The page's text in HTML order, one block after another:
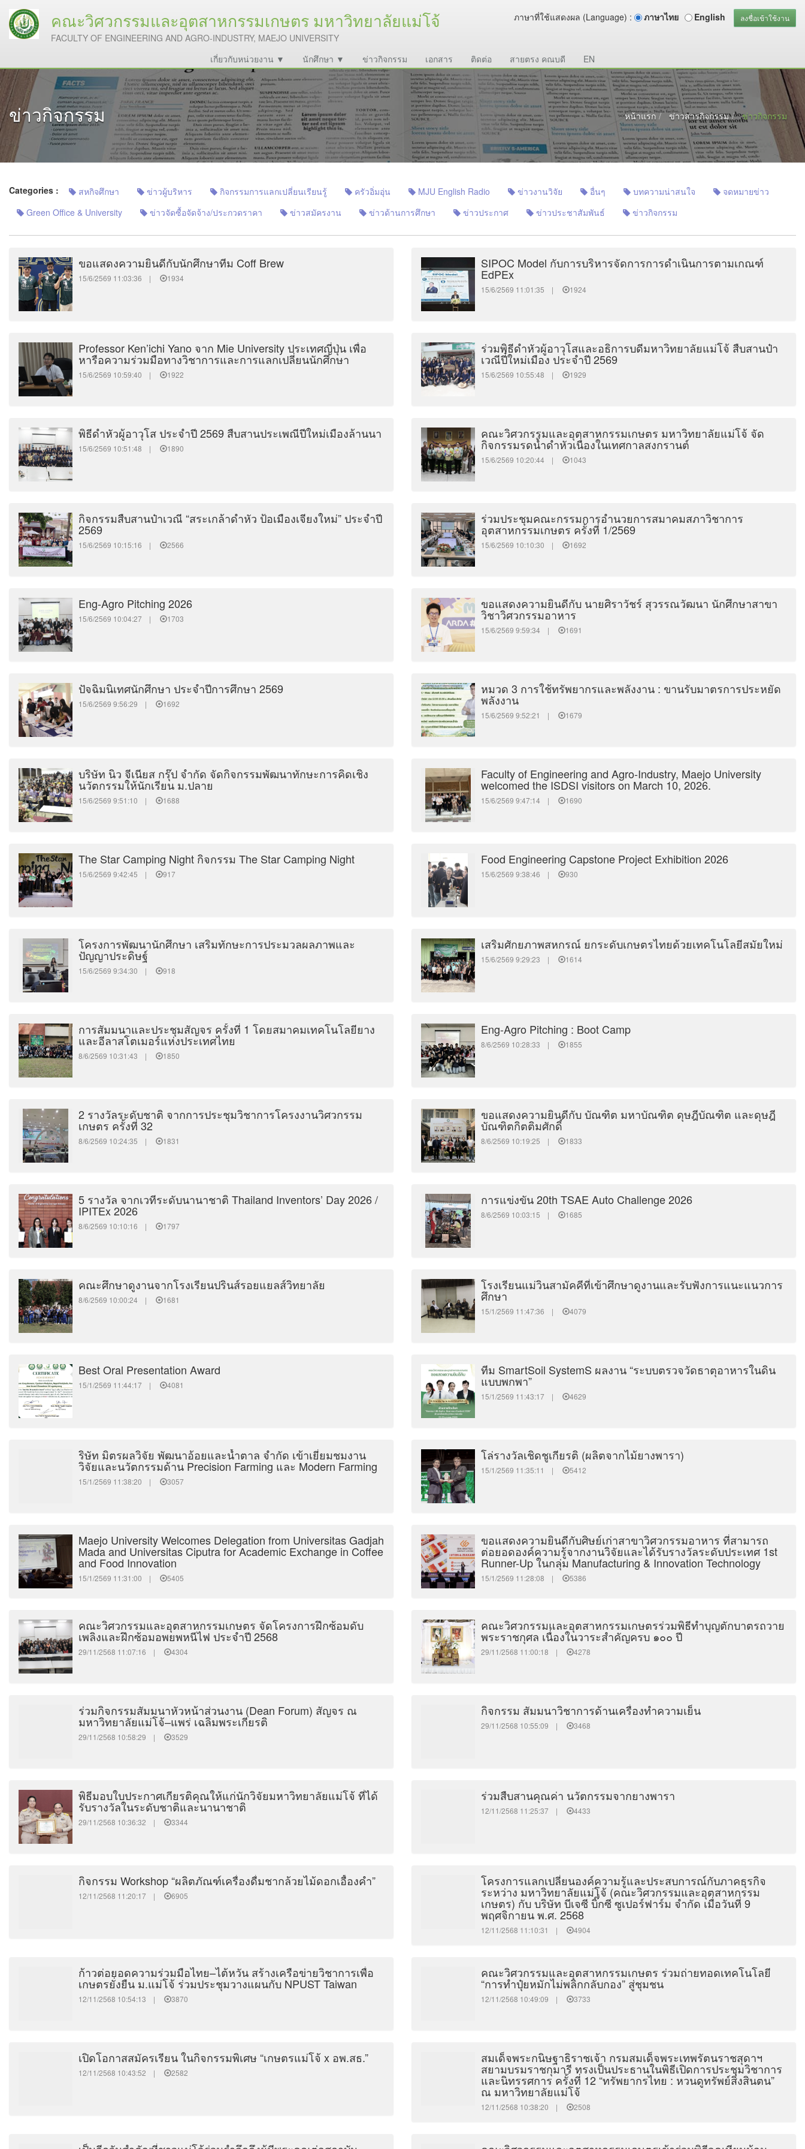
คณะวิศวกรรมและอุตสาหกรรมเกษตร มหาวิทยาลัยแม่โจ้
FACULTY OF ENGINEERING AND AGRO-INDUSTRY, MAEJO UNIVERSITY
ภาษาที่ใช้แสดงผล (Language) : ภาษาไทย English ลงชื่อเข้าใช้งาน
เกี่ยวกับหน่วยงาน ▼ นักศึกษา ▼ ข่าวกิจกรรม เอกสาร ติดต่อ สายตรง คณบดี EN
ข่าวกิจกรรม หน้าแรก ข่าวสารกิจกรรม ข่าวกิจกรรม
Categories : สหกิจศึกษา ข่าวผู้บริหาร กิจกรรมการแลกเปลี่ยนเรียนรู้ ครัวอิ่มอุ่น MJU English Radio ข่าวงานวิจัย อื่นๆ บทความน่าสนใจ
จดหมายข่าว
Green Office & University
ข่าวจัดซื้อจัดจ้าง/ประกวดราคา ข่าวสมัครงาน ข่าวด้านการศึกษา ข่าวประกาศ ข่าวประชาสัมพันธ์ ข่าวกิจกรรม
ขอแสดงความยินดีกับนักศึกษาทีม Coff Brew
15/6/2569 11:03:36 | 1934
SIPOC Model กับการบริหารจัดการการดำเนินการตามเกณฑ์
EdPEx
15/6/2569 11:01:35 | 1924
Professor Ken’ichi Yano จาก Mie University ประเทศญี่ปุ่น เพื่อ
หารือความร่วมมือทางวิชาการและการแลกเปลี่ยนนักศึกษา
15/6/2569 10:59:40 | 1922
ร่วมพิธีดำหัวผู้อาวุโสและอธิการบดีมหาวิทยาลัยแม่โจ้ สืบสานป๋า
เวณีปี๋ใหม่เมือง ประจำปี 2569
15/6/2569 10:55:48 | 1929
พิธีดำหัวผู้อาวุโส ประจำปี 2569 สืบสานประเพณีปีใหม่เมืองล้านนา
15/6/2569 10:51:48 | 1890
คณะวิศวกรรมและอุตสาหกรรมเกษตร มหาวิทยาลัยแม่โจ้ จัด
กิจกรรมรดน้ำดำหัวเนื่องในเทศกาลสงกรานต์
15/6/2569 10:20:44 | 1043
กิจกรรมสืบสานป๋าเวณี “สระเกล้าดำหัว ป้อเมืองเจียงใหม่” ประจำปี
2569
15/6/2569 10:15:16 | 2566
ร่วมประชุมคณะกรรมการอำนวยการสมาคมสภาวิชาการ
อุตสาหกรรมเกษตร ครั้งที่ 1/2569
15/6/2569 10:10:30 | 1692
Eng-Agro Pitching 2026
15/6/2569 10:04:27 | 1703
ขอแสดงความยินดีกับ นายศิราวัชร์ สุวรรณวัฒนา นักศึกษาสาขา
วิชาวิศวกรรมอาหาร
15/6/2569 9:59:34 | 1691
ปัจฉิมนิเทศนักศึกษา ประจำปีการศึกษา 2569
15/6/2569 9:56:29 | 1692
หมวด 3 การใช้ทรัพยากรและพลังงาน : ขานรับมาตรการประหยัด
พลังงาน
15/6/2569 9:52:21 | 1679
บริษัท นิว จีเนียส กรุ๊ป จำกัด จัดกิจกรรมพัฒนาทักษะการคิดเชิง
นวัตกรรมให้นักเรียน ม.ปลาย
15/6/2569 9:51:10 | 1688
Faculty of Engineering and Agro-Industry, Maejo University
welcomed the ISDSI visitors on March 10, 2026.
15/6/2569 9:47:14 | 1690
The Star Camping Night กิจกรรม The Star Camping Night
15/6/2569 9:42:45 | 917
Food Engineering Capstone Project Exhibition 2026
15/6/2569 9:38:46 | 930
โครงการพัฒนานักศึกษา เสริมทักษะการประมวลผลภาพและ
ปัญญาประดิษฐ์
15/6/2569 9:34:30 | 918
เสริมศักยภาพสหกรณ์ ยกระดับเกษตรไทยด้วยเทคโนโลยีสมัยใหม่
15/6/2569 9:29:23 | 1614
การสัมมนาและประชุมสัญจร ครั้งที่ 1 โดยสมาคมเทคโนโลยียาง
และอีลาสโตเมอร์แห่งประเทศไทย
8/6/2569 10:31:43 | 1850
Eng-Agro Pitching : Boot Camp
8/6/2569 10:28:33 | 1855
2 รางวัลระดับชาติ จากการประชุมวิชาการโครงงานวิศวกรรม
เกษตร ครั้งที่ 32
8/6/2569 10:24:35 | 1831
ขอแสดงความยินดีกับ บัณฑิต มหาบัณฑิต ดุษฎีบัณฑิต และดุษฎี
บัณฑิตกิตติมศักดิ์
8/6/2569 10:19:25 | 1833
5 รางวัล จากเวทีระดับนานาชาติ Thailand Inventors’ Day 2026 /
IPITEx 2026
8/6/2569 10:10:16 | 1797
การแข่งขัน 20th TSAE Auto Challenge 2026
8/6/2569 10:03:15 | 1685
คณะศึกษาดูงานจากโรงเรียนปรินส์รอยแยลส์วิทยาลัย
8/6/2569 10:00:24 | 1681
โรงเรียนแม่วินสามัคคีที่เข้าศึกษาดูงานและรับฟังการแนะแนวการ
ศึกษา
15/1/2569 11:47:36 | 4079
Best Oral Presentation Award
15/1/2569 11:44:17 | 4081
ทีม SmartSoil SystemS ผลงาน “ระบบตรวจวัดธาตุอาหารในดิน
แบบพกพา”
15/1/2569 11:43:17 | 4629
ริษัท มิตรผลวิจัย พัฒนาอ้อยและน้ำตาล จำกัด เข้าเยี่ยมชมงาน
วิจัยและนวัตกรรมด้าน Precision Farming และ Modern Farming
15/1/2569 11:38:20 | 3057
โล่รางวัลเชิดชูเกียรติ (ผลิตจากไม้ยางพารา)
15/1/2569 11:35:11 | 5412
Maejo University Welcomes Delegation from Universitas Gadjah
Mada and Universitas Ciputra for Academic Exchange in Coffee
and Food Innovation
15/1/2569 11:31:00 | 5405
ขอแสดงความยินดีกับศิษย์เก่าสาขาวิศวกรรมอาหาร ที่สามารถ
ต่อยอดองค์ความรู้จากงานวิจัยและได้รับรางวัลระดับประเทศ 1st
Runner-Up ในกลุ่ม Manufacturing & Innovation Technology
15/1/2569 11:28:08 | 5386
คณะวิศวกรรมและอุตสาหกรรมเกษตร จัดโครงการฝึกซ้อมดับ
เพลิงและฝึกซ้อมอพยพหนีไฟ ประจำปี 2568
29/11/2568 11:07:16 | 4304
คณะวิศวกรรมและอุตสาหกรรมเกษตรร่วมพิธีทำบุญตักบาตรถวาย
พระราชกุศล เนื่องในวาระสำคัญครบ ๑๐๐ ปี
29/11/2568 11:00:18 | 4278
ร่วมกิจกรรมสัมมนาหัวหน้าส่วนงาน (Dean Forum) สัญจร ณ
มหาวิทยาลัยแม่โจ้–แพร่ เฉลิมพระเกียรติ
29/11/2568 10:58:29 | 3529
กิจกรรม สัมมนาวิชาการด้านเครื่องทำความเย็น
29/11/2568 10:55:09 | 3468
พิธีมอบใบประกาศเกียรติคุณให้แก่นักวิจัยมหาวิทยาลัยแม่โจ้ ที่ได้
รับรางวัลในระดับชาติและนานาชาติ
29/11/2568 10:36:32 | 3344
ร่วมสืบสานคุณค่า นวัตกรรมจากยางพารา
12/11/2568 11:25:37 | 4433
กิจกรรม Workshop “ผลิตภัณฑ์เครื่องดื่มชากล้วยไม้ดอกเอื้องคำ”
12/11/2568 11:20:17 | 6905
โครงการแลกเปลี่ยนองค์ความรู้และประสบการณ์กับภาคธุรกิจ
ระหว่าง มหาวิทยาลัยแม่โจ้ (คณะวิศวกรรมและอุตสาหกรรม
เกษตร) กับ บริษัท บีเจซี บิ๊กซี ซูเปอร์ฟาร์ม จำกัด เมื่อวันที่ 9
พฤศจิกายน พ.ศ. 2568
12/11/2568 11:10:31 | 4904
ก้าวต่อยอดความร่วมมือไทย–ไต้หวัน สร้างเครือข่ายวิชาการเพื่อ
เกษตรยั่งยืน ม.แม่โจ้ ร่วมประชุมวางแผนกับ NPUST Taiwan
12/11/2568 10:54:13 | 3870
คณะวิศวกรรมและอุตสาหกรรมเกษตร ร่วมถ่ายทอดเทคโนโลยี
“การทำปุ๋ยหมักไม่พลิกกลับกอง” สู่ชุมชน
12/11/2568 10:49:09 | 3733
เปิดโอกาสสมัครเรียน ในกิจกรรมพิเศษ “เกษตรแม่โจ้ x อพ.สธ.”
12/11/2568 10:43:52 | 2582
สมเด็จพระกนิษฐาธิราชเจ้า กรมสมเด็จพระเทพรัตนราชสุดาฯ
สยามบรมราชกุมารี ทรงเป็นประธานในพิธีเปิดการประชุมวิชาการ
และนิทรรศการ ครั้งที่ 12 “ทรัพยากรไทย : หวนดูทรัพย์สิ่งสินตน”
ณ มหาวิทยาลัยแม่โจ้
12/11/2568 10:38:20 | 2508